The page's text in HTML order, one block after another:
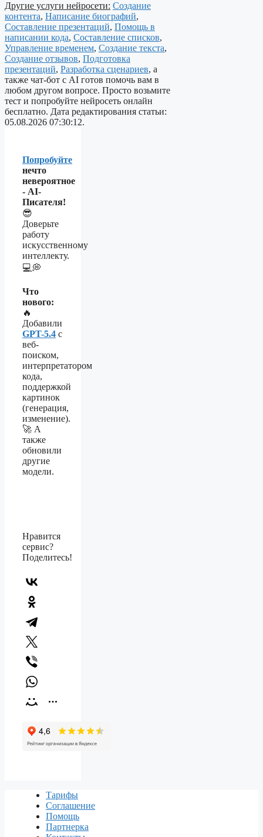
Другие услуги нейросети: Создание
контента, Написание биографий,
Составление презентаций, Помощь в
написании кода, Составление списков,
Управление временем, Создание текста,
Создание отзывов, Подготовка
презентаций, Разработка сценариев, а
также чат-бот с AI готов помочь вам в
любом другом вопросе. Просто возьмите
тест и попробуйте нейросеть онлайн
бесплатно. Дата редактирования статьи:
05.08.2026 07:30:12.
Попробуйте
нечто
невероятное
- AI-
Писателя!
😎
Доверьте
работу
искусственному
интеллекту.
💻💭
Что
нового:
🔥
Добавили
GPT-5.4 с
веб-
поиском,
интерпретатором
кода,
поддержкой
картинок
(генерация,
изменение).
🚀 А
также
обновили
другие
модели.
Нравится
сервис?
Поделитесь!
Тарифы
Соглашение
Помощь
Партнерка